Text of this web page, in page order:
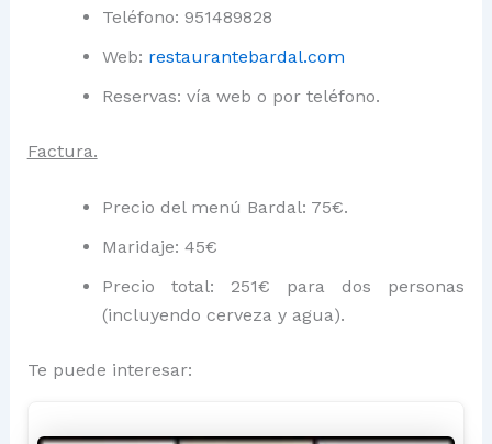
Teléfono: 951489828
Web: restaurantebardal.com
Reservas: vía web o por teléfono.
Factura.
Precio del menú Bardal: 75€.
Maridaje: 45€
Precio total: 251€ para dos personas
(incluyendo cerveza y agua).
Te puede interesar: